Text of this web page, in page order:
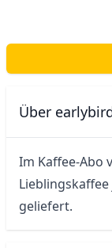
Über
Im Kaffee-Abo
geliefert.